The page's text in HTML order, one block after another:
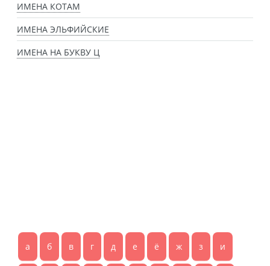
ИМЕНА КОТАМ
ИМЕНА ЭЛЬФИЙСКИЕ
ИМЕНА НА БУКВУ Ц
а б в г д е ё ж з и